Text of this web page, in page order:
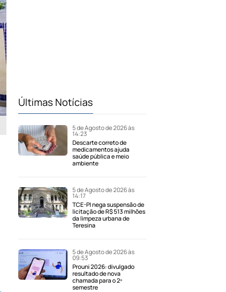
Últimas Notícias
5 de Agosto de 2026 às
14:23
Descarte correto de
medicamentos ajuda
saúde pública e meio
ambiente
5 de Agosto de 2026 às
14:17
TCE-PI nega suspensão de
licitação de R$ 513 milhões
da limpeza urbana de
Teresina
5 de Agosto de 2026 às
09:53
Prouni 2026: divulgado
resultado de nova
chamada para o 2º
semestre